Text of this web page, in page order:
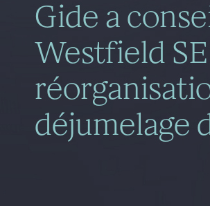
Gide a
Westfield
déjumelage